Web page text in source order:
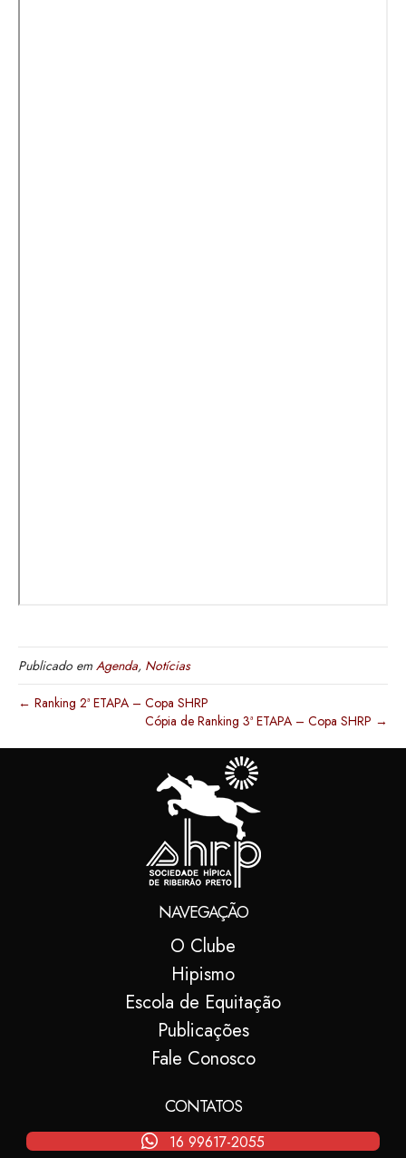
Publicado em Agenda, Notícias
← Ranking 2ª ETAPA – Copa SHRP
Cópia de Ranking 3ª ETAPA – Copa SHRP →
NAVEGAÇÃO
O Clube
Hipismo
Escola de Equitação
Publicações
Fale Conosco
CONTATOS
16 99617-2055